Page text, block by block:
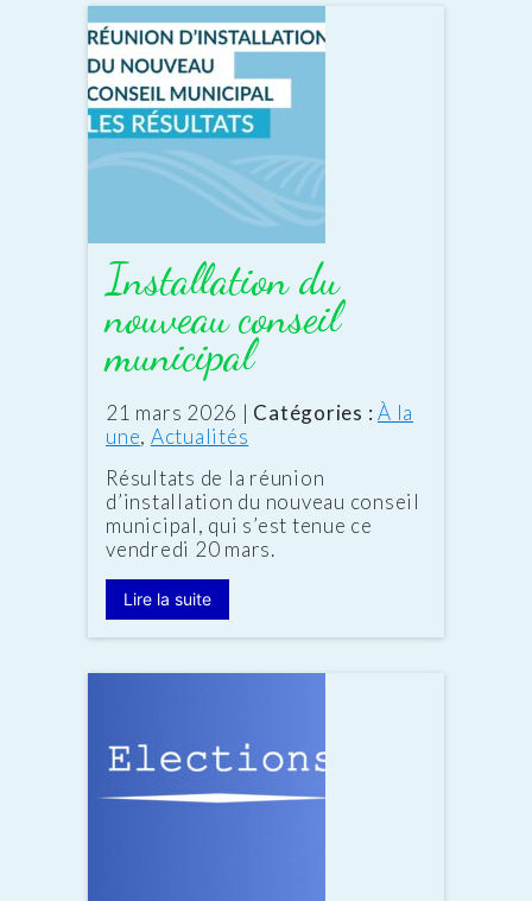
Installation du
nouveau conseil
municipal
Date
:
21 mars 2026 | Catégories : À la
une, Actualités
Résultats de la réunion
d’installation du nouveau conseil
municipal, qui s’est tenue ce
vendredi 20 mars.
Lire la suite